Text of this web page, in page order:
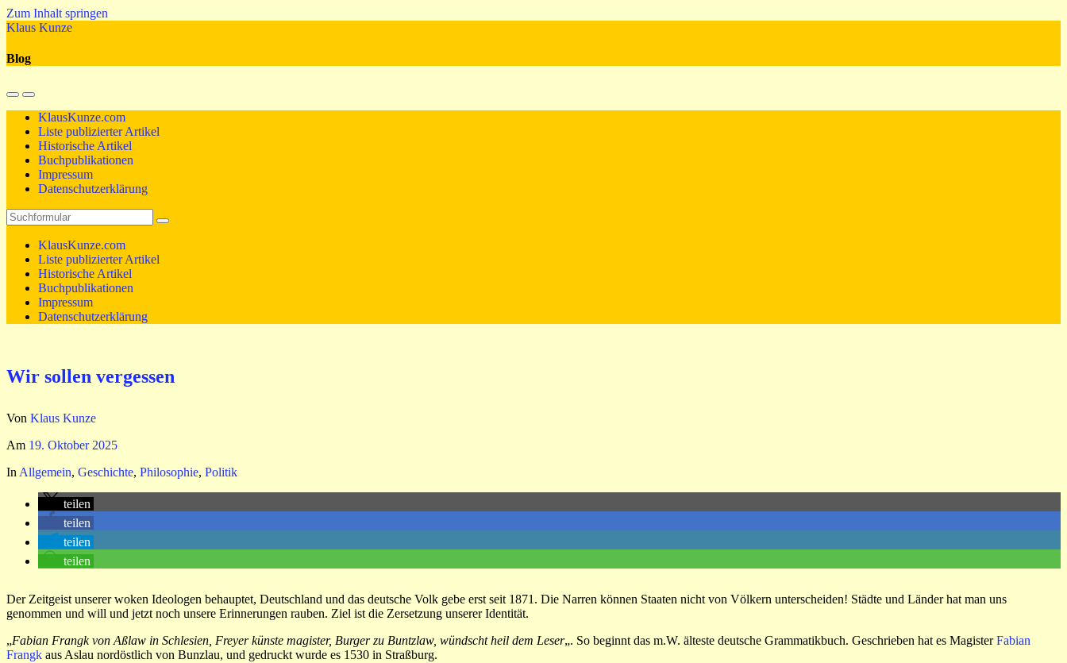
Zum Inhalt springen
Klaus Kunze
Blog
Mobil-
Menü
umschalten
Suchfeld
umschalten
KlausKunze.com
Liste publizierter Artikel
Historische Artikel
Buchpublikationen
Impressum
Datenschutzerklärung
Suchen
KlausKunze.com
Liste publizierter Artikel
Historische Artikel
Buchpublikationen
Impressum
Datenschutzerklärung
Wir sollen vergessen
Von Klaus Kunze
Am 19. Oktober 2025
InAllgemein, Geschichte, Philosophie, Politik
teilen
teilen
teilen
teilen
Der Zeitgeist unserer woken Ideologen behauptet, Deutschland und das deutsche Volk gebe erst seit 1871. Die Narren können Staaten nicht von Völkern unterscheiden! Städte und Länder hat man uns
genommen und will und jetzt noch unsere Erinnerungen rauben. Ziel ist die Zersetzung unserer Identität.
„Fabian Frangk von Aßlaw in Schlesien, Freyer künste magister, Burger zu Buntzlaw, wündscht heil dem Leser„. So beginnt das m.W. älteste deutsche Grammatikbuch. Geschrieben hat es MagisterFabian
Frangk aus Aslau nordöstlich von Bunzlau, und gedruckt wurde es 1530 in Straßburg.